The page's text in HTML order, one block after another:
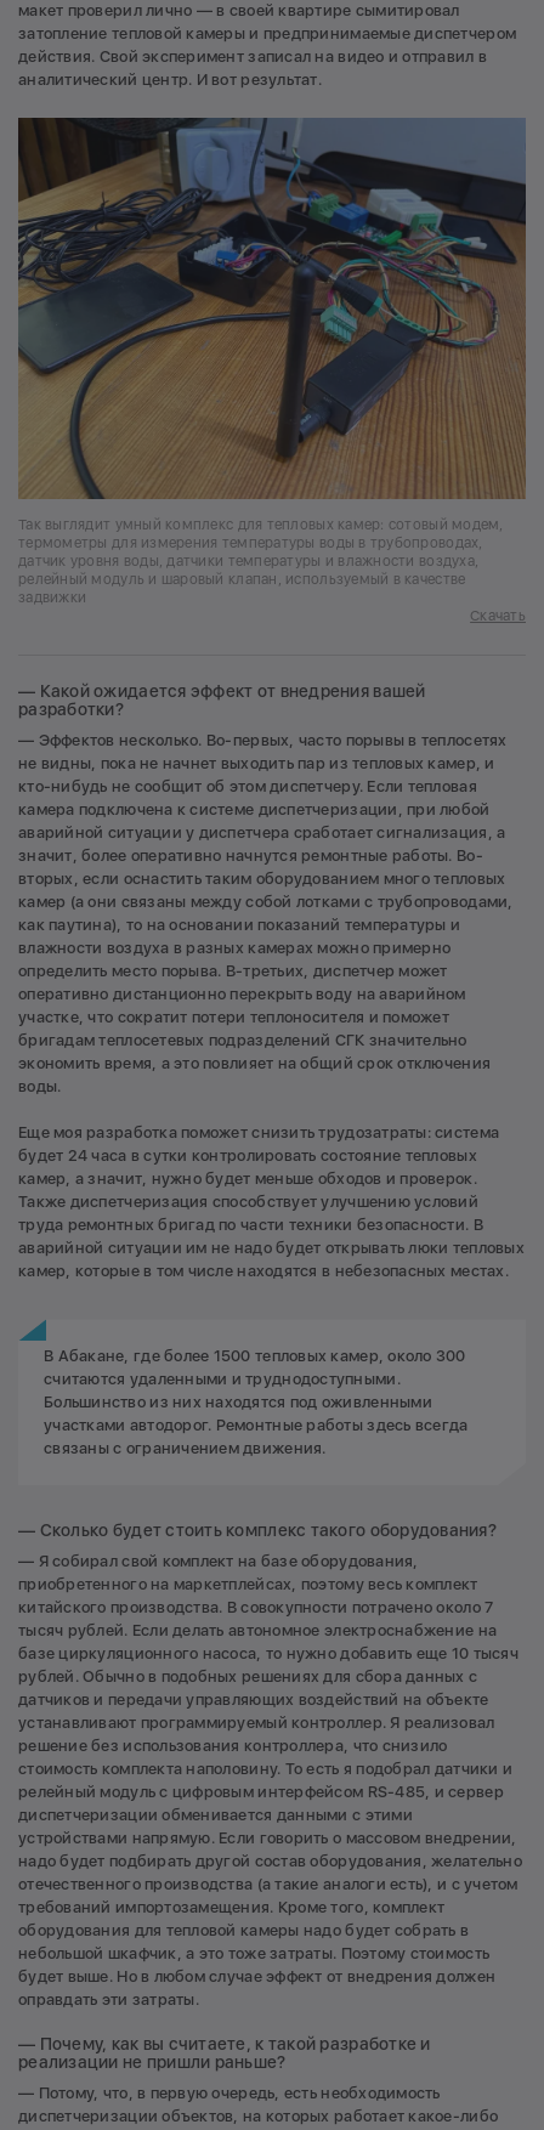
макет проверил лично — в своей квартире сымитировал
затопление тепловой камеры и предпринимаемые диспетчером
действия. Свой эксперимент записал на видео и отправил в
аналитический центр. И вот результат.
Так выглядит умный комплекс для тепловых камер: сотовый модем,
термометры для измерения температуры воды в трубопроводах,
датчик уровня воды, датчики температуры и влажности воздуха,
релейный модуль и шаровый клапан, используемый в качестве
задвижки
Скачать
— Какой ожидается эффект от внедрения вашей
разработки?
— Эффектов несколько. Во-первых, часто порывы в теплосетях
не видны, пока не начнет выходить пар из тепловых камер, и
кто-нибудь не сообщит об этом диспетчеру. Если тепловая
камера подключена к системе диспетчеризации, при любой
аварийной ситуации у диспетчера сработает сигнализация, а
значит, более оперативно начнутся ремонтные работы. Во-
вторых, если оснастить таким оборудованием много тепловых
камер (а они связаны между собой лотками с трубопроводами,
как паутина), то на основании показаний температуры и
влажности воздуха в разных камерах можно примерно
определить место порыва. В-третьих, диспетчер может
оперативно дистанционно перекрыть воду на аварийном
участке, что сократит потери теплоносителя и поможет
бригадам теплосетевых подразделений СГК значительно
экономить время, а это повлияет на общий срок отключения
воды.
Еще моя разработка поможет снизить трудозатраты: система
будет 24 часа в сутки контролировать состояние тепловых
камер, а значит, нужно будет меньше обходов и проверок.
Также диспетчеризация способствует улучшению условий
труда ремонтных бригад по части техники безопасности. В
аварийной ситуации им не надо будет открывать люки тепловых
камер, которые в том числе находятся в небезопасных местах.
В Абакане, где более 1500 тепловых камер, около 300
считаются удаленными и труднодоступными.
Большинство из них находятся под оживленными
участками автодорог. Ремонтные работы здесь всегда
связаны с ограничением движения.
— Сколько будет стоить комплекс такого оборудования?
— Я собирал свой комплект на базе оборудования,
приобретенного на маркетплейсах, поэтому весь комплект
китайского производства. В совокупности потрачено около 7
тысяч рублей. Если делать автономное электроснабжение на
базе циркуляционного насоса, то нужно добавить еще 10 тысяч
рублей. Обычно в подобных решениях для сбора данных с
датчиков и передачи управляющих воздействий на объекте
устанавливают программируемый контроллер. Я реализовал
решение без использования контроллера, что снизило
стоимость комплекта наполовину. То есть я подобрал датчики и
релейный модуль с цифровым интерфейсом RS-485, и сервер
диспетчеризации обменивается данными с этими
устройствами напрямую. Если говорить о массовом внедрении,
надо будет подбирать другой состав оборудования, желательно
отечественного производства (а такие аналоги есть), и с учетом
требований импортозамещения. Кроме того, комплект
оборудования для тепловой камеры надо будет собрать в
небольшой шкафчик, а это тоже затраты. Поэтому стоимость
будет выше. Но в любом случае эффект от внедрения должен
оправдать эти затраты.
— Почему, как вы считаете, к такой разработке и
реализации не пришли раньше?
— Потому, что, в первую очередь, есть необходимость
диспетчеризации объектов, на которых работает какое-либо